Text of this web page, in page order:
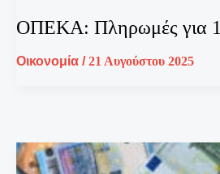
ΟΠΕΚΑ: Πληρωμές για
Οικονομία /21 Αυγούστου 2025